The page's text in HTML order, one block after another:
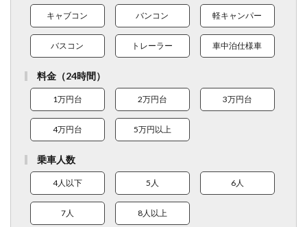
キャブコン バンコン 軽キャンパー
バスコン トレーラー 車中泊仕様車
料金（24時間）
1万円台 2万円台 3万円台
4万円台 5万円以上
乗車人数
4人以下 5人 6人
7人 8人以上